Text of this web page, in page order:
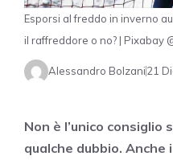
Esporsi al freddo in inverno
il raffreddore o no? | Pixabay
Alessandro Bolzani21
Non è l’unico consiglio
qualche dubbio.